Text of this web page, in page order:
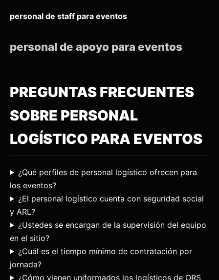
personal de staff para eventos
personal de apoyo para eventos
PREGUNTAS FRECUENTES
SOBRE PERSONAL
LOGÍSTICO PARA EVENTOS
¿Qué perfiles de personal logístico ofrecen para
los eventos?
¿El personal logístico cuenta con seguridad social
y ARL?
¿Ustedes se encargan de la supervisión del equipo
en el sitio?
¿Cuál es el tiempo mínimo de contratación por
jornada?
¿Cómo vienen uniformados los logísticos de ORS